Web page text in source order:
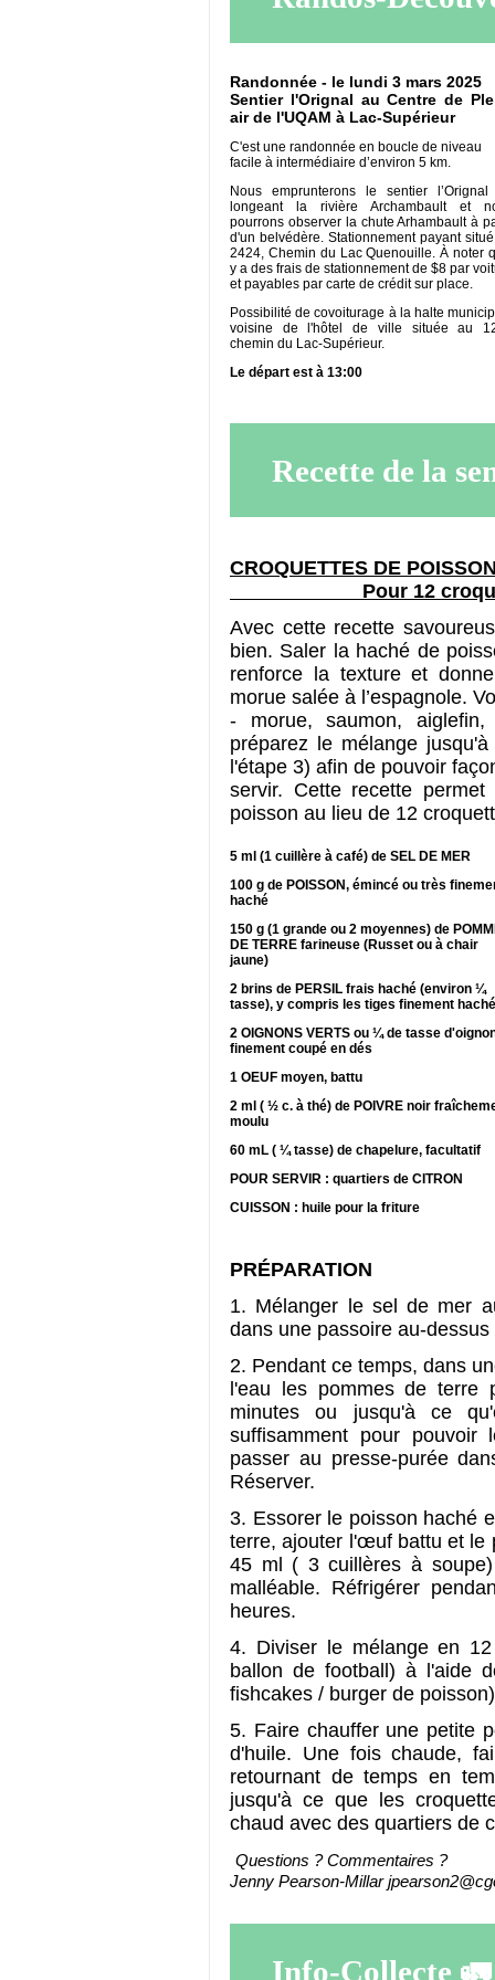
Randonnée - le lundi 3 mars 2025
Sentier l'Orignal au Centre de
air de l'UQAM à Lac-Supérieur
C'est une randonnée en boucle de niveau
facile à intermédiaire d’environ 5 km.
Nous emprunterons le sentier
longeant la rivière Archambault et
pourrons observer la chute Arhambault à
d'un belvédère. Stationnement payant
2424, Chemin du Lac Quenouille. À noter
y a des frais de stationnement de $8 par
et payables par carte de crédit sur place.
Possibilité de covoiturage à la halte
voisine de l'hôtel de ville située au
chemin du Lac-Supérieur.
Le départ est à 13:00
Recette de la
CROQUETTES
Pour 12
Avec cette recette
bien. Saler la haché de
renforce la texture et
morue salée à l’espagnole.
- morue, saumon,
préparez le mélange
l'étape 3) afin de pouvoir
servir. Cette recette
poisson au lieu de 12
5 ml (1 cuillère à café) de SEL DE MER
100 g de POISSON, émincé ou très
haché
150 g (1 grande ou 2 moyennes) de
DE TERRE farineuse (Russet ou à chair
jaune)
2 brins de PERSIL frais haché (environ ¼
tasse), y compris les tiges finement
2 OIGNONS VERTS ou ¼ de tasse
finement coupé en dés
1 OEUF moyen, battu
2 ml ( ½ c. à thé) de POIVRE noir
moulu
60 mL ( ¼ tasse) de chapelure, facultatif
POUR SERVIR : quartiers de CITRON
CUISSON : huile pour la friture
PRÉPARATION
1. Mélanger le sel de mer
dans une passoire au-
2. Pendant ce temps, dans
l'eau les pommes de terre
minutes ou jusqu'à ce
suffisamment pour
passer au presse-purée
Réserver.
3. Essorer le poisson haché
terre, ajouter l'œuf battu et le
45 ml ( 3 cuillères à
malléable. Réfrigérer
heures.
4. Diviser le mélange en
ballon de football) à l'aide
fishcakes / burger de
5. Faire chauffer une petite
d'huile. Une fois chaude,
retournant de temps en
jusqu'à ce que les
chaud avec des quartiers de
Questions ? Commentaires ?
Jenny Pearson-Millar
Info-Collecte 🚛